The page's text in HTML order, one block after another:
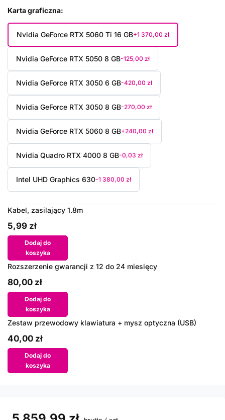
Karta graficzna
Nvidia GeForce RTX 5060 Ti 16 GB+1 370,00 zł
Nvidia GeForce RTX 5050 8 GB-125,00 zł
Nvidia GeForce RTX 3050 6 GB-420,00 zł
Nvidia GeForce RTX 3050 8 GB-270,00 zł
Nvidia GeForce RTX 5060 8 GB+240,00 zł
Nvidia Quadro RTX 4000 8 GB-0,03 zł
Intel UHD Graphics 630-1 380,00 zł
Kabel, zasilający 1.8m
5,99 zł
Dodaj do
koszyka
Rozszerzenie gwarancji z 12 do 24 miesięcy
80,00 zł
Dodaj do
koszyka
Zestaw przewodowy klawiatura + mysz optyczna (USB)
40,00 zł
Dodaj do
koszyka